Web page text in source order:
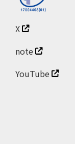
X
note
YouTube